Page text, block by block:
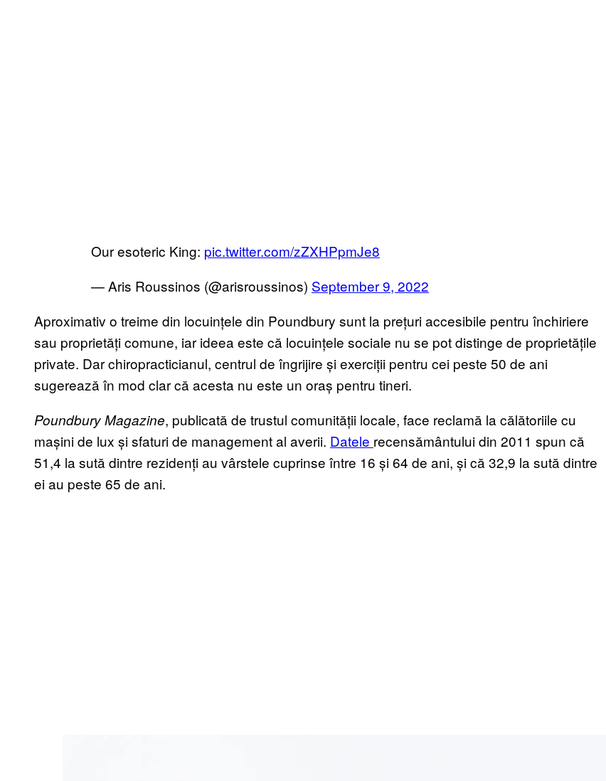
Our esoteric King: pic.twitter.com/zZXHPpmJe8
— Aris Roussinos (@arisroussinos) September 9, 2022
Aproximativ o treime din locuințele din Poundbury sunt la prețuri accesibile pentru închiriere
sau proprietăți comune, iar ideea este că locuințele sociale nu se pot distinge de proprietățile
private. Dar chiropracticianul, centrul de îngrijire și exerciții pentru cei peste 50 de ani
sugerează în mod clar că acesta nu este un oraș pentru tineri.
Poundbury Magazine, publicată de trustul comunității locale, face reclamă la călătoriile cu
mașini de lux și sfaturi de management al averii. Datele recensământuluidin 2011 spun că
51,4 la sută dintre rezidenți au vârstele cuprinse între 16 și 64 de ani, și că 32,9 la sută dintre
ei au peste 65 de ani.